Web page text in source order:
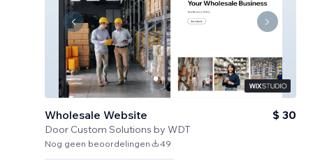
Wholesale Website
Door Custom Solutions by WDT
$ 30
Nog geen beoordelingen 49